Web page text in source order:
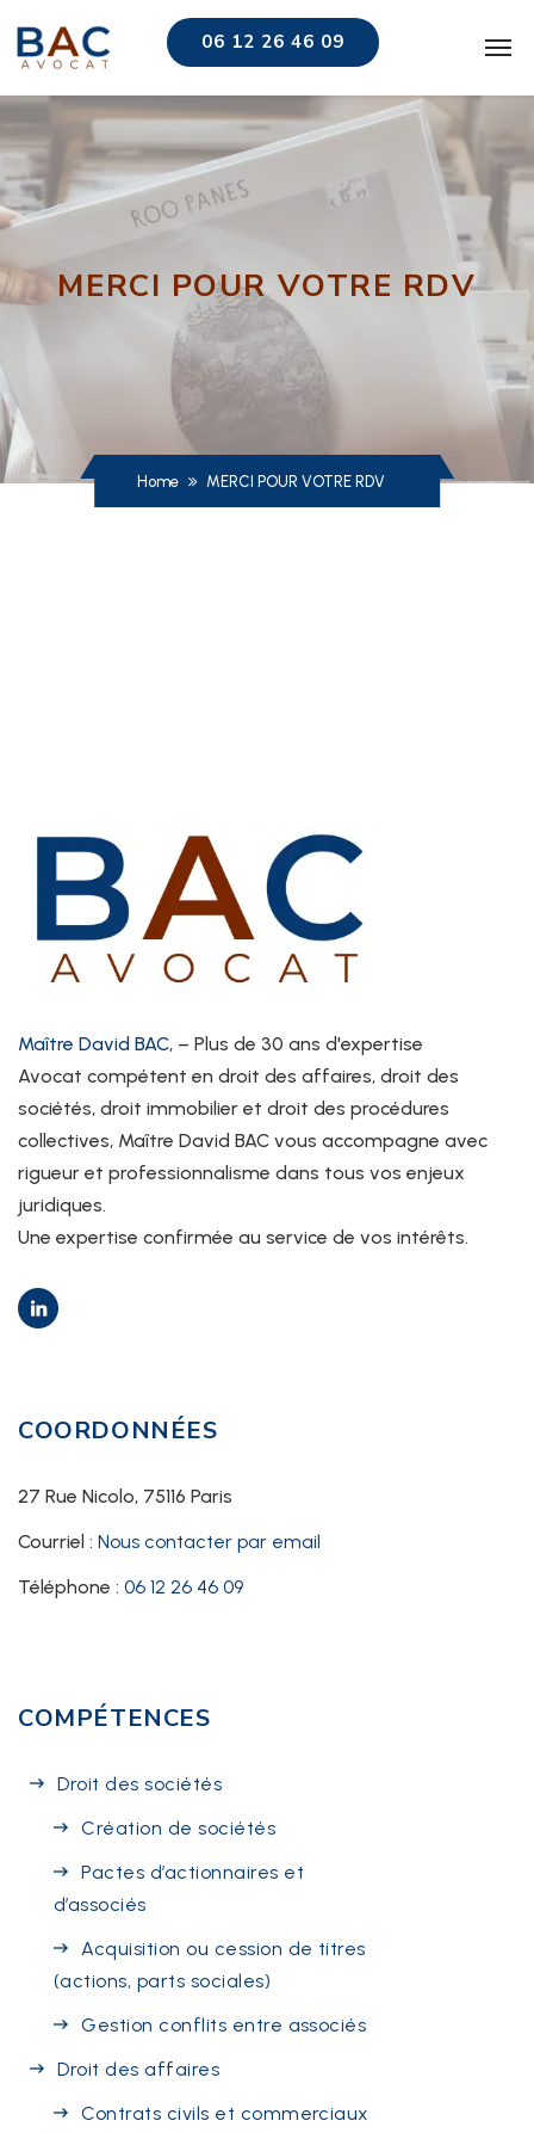
06 12 26 46 09
MERCI POUR VOTRE RDV
Home MERCI POUR VOTRE RDV
Maître David BAC, – Plus de 30 ans d'expertise
Avocat compétent en droit des affaires, droit des
sociétés, droit immobilier et droit des procédures
collectives, Maître David BAC vous accompagne avec
rigueur et professionnalisme dans tous vos enjeux
juridiques.
Une expertise confirmée au service de vos intérêts.
COORDONNÉES
27 Rue Nicolo, 75116 Paris
Courriel : Nous contacter par email
Téléphone : 06 12 26 46 09
COMPÉTENCES
Droit des sociétés
Création de sociétés
Pactes d’actionnaires et
d’associés
Acquisition ou cession de titres
(actions, parts sociales)
Gestion conflits entre associés
Droit des affaires
Contrats civils et commerciaux